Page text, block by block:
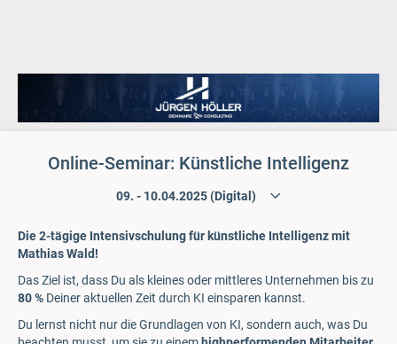
Online-Seminar: Künstliche Intelligenz
Die 2-tägige Intensivschulung für künstliche Intelligenz mit
Mathias Wald!
Das Ziel ist, dass Du als kleines oder mittleres Unternehmen bis zu
80 % Deiner aktuellen Zeit durch KI einsparen kannst.
Du lernst nicht nur die Grundlagen von KI, sondern auch, was Du